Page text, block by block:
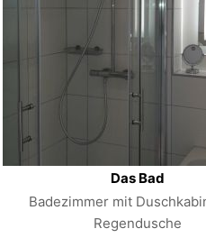
Das Bad
Badezimmer mit
Regendusche